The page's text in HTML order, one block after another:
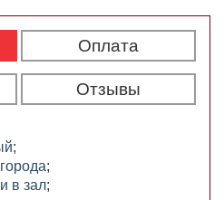
Оплата
Отзывы
;
;
в зал;